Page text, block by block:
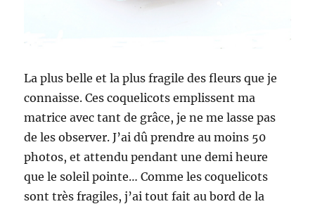
La plus belle et la plus fragile des fleurs que je
connaisse. Ces coquelicots emplissent ma
matrice avec tant de grâce, je ne me lasse pas
de les observer. J’ai dû prendre au moins 50
photos, et attendu pendant une demi heure
que le soleil pointe… Comme les coquelicots
sont très fragiles, j’ai tout fait au bord de la